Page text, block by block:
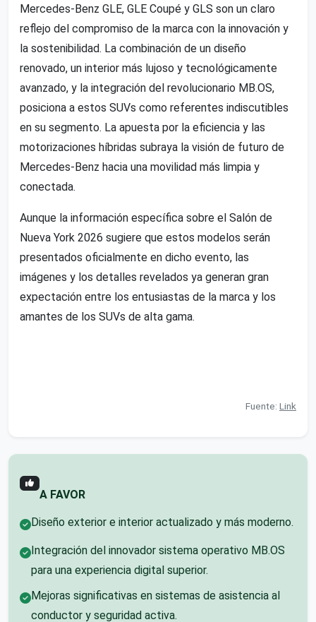
Mercedes-Benz GLE, GLE Coupé y GLS son un claro
reflejo del compromiso de la marca con la innovación y
la sostenibilidad. La combinación de un diseño
renovado, un interior más lujoso y tecnológicamente
avanzado, y la integración del revolucionario MB.OS,
posiciona a estos SUVs como referentes indiscutibles
en su segmento. La apuesta por la eficiencia y las
motorizaciones híbridas subraya la visión de futuro de
Mercedes-Benz hacia una movilidad más limpia y
conectada.
Aunque la información específica sobre el Salón de
Nueva York 2026 sugiere que estos modelos serán
presentados oficialmente en dicho evento, las
imágenes y los detalles revelados ya generan gran
expectación entre los entusiastas de la marca y los
amantes de los SUVs de alta gama.
Fuente: Link
A FAVOR
Diseño exterior e interior actualizado y más moderno.
Integración del innovador sistema operativo MB.OS
para una experiencia digital superior.
Mejoras significativas en sistemas de asistencia al
conductor y seguridad activa.